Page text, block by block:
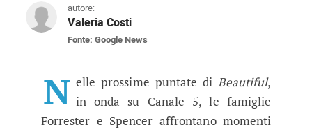
autore:
Valeria Costi
Fonte: Google News
Anticipazioni Beautiful: le
N elle prossime puntate diBeautiful,
in onda su Canale 5, le famiglie
Forrester e Spencer affrontano momenti